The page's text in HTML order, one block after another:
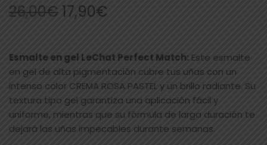
26,00€ 17,90€
Esmalte en gel LeChat Perfect Match: Este esmalte
en gel de alta pigmentación cubre tus uñas con un
intenso color CREMA ROSA PASTEL y un brillo radiante. Su
textura tipo gel garantiza una aplicación fácil y
uniforme, mientras que su fórmula de larga duración te
dejará las uñas impecables durante semanas.